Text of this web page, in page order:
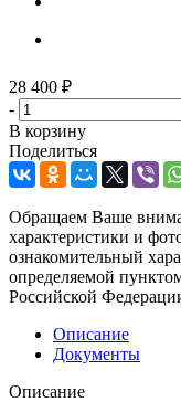
28 400 ₽
-
В корзину
Поделиться
Обращаем Ваше
характеристики и
ознакомительный
определяемой
Российской
Описание
Документы
Описание